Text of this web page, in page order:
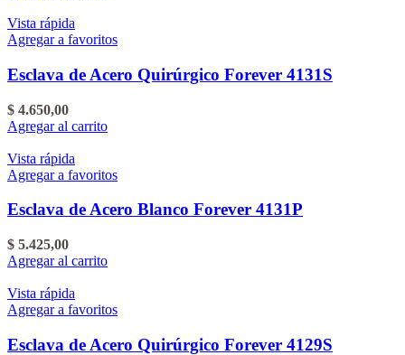
Vista rápida
Agregar a favoritos
Esclava de Acero Quirúrgico Forever 4131S
$ 4.650,00
Agregar al carrito
Vista rápida
Agregar a favoritos
Esclava de Acero Blanco Forever 4131P
$ 5.425,00
Agregar al carrito
Vista rápida
Agregar a favoritos
Esclava de Acero Quirúrgico Forever 4129S